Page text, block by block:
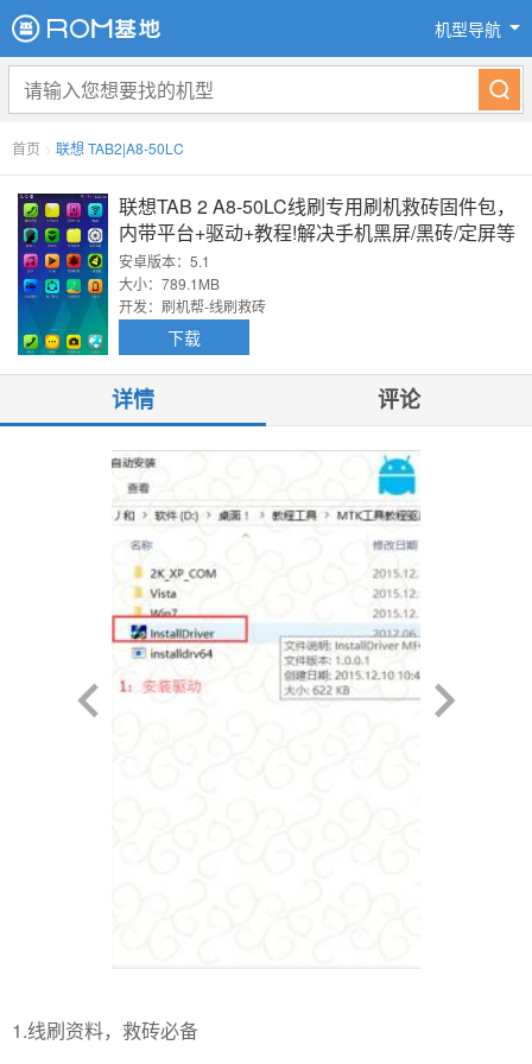
机型导航
首页 > 联想 TAB2|A8-50LC
联想TAB 2 A8-50LC线刷专用刷机救砖固件包，
内带平台+驱动+教程!解决手机黑屏/黑砖/定屏等
已测
安卓版本：5.1
大小：789.1MB
开发：刷机帮-线刷救砖
下载
详情 评论
1.线刷资料，救砖必备